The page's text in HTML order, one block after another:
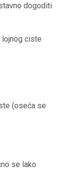
dogoditi
lojnog ciste
(oseća se
se lako